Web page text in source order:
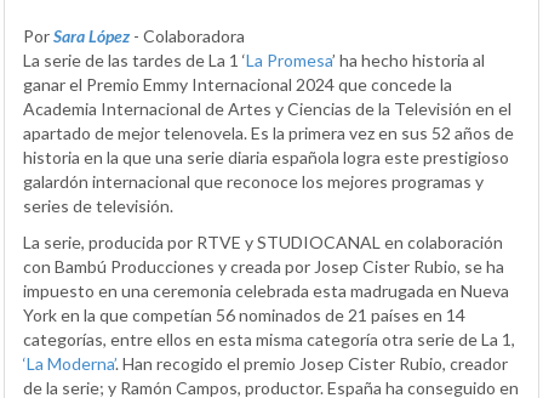
PorSara López - Colaboradora
La serie de las tardes de La 1 ‘La Promesa’ ha hecho historia al
ganar el Premio Emmy Internacional 2024 que concede la
Academia Internacional de Artes y Ciencias de la Televisión en el
apartado de mejor telenovela. Es la primera vez en sus 52 años de
historia en la que una serie diaria española logra este prestigioso
galardón internacional que reconoce los mejores programas y
series de televisión.
La serie, producida por RTVE y STUDIOCANAL en colaboración
con Bambú Producciones y creada por Josep Cister Rubio, se ha
impuesto en una ceremonia celebrada esta madrugada en Nueva
York en la que competían 56 nominados de 21 países en 14
categorías, entre ellos en esta misma categoría otra serie de La 1,
‘La Moderna’. Han recogido el premio Josep Cister Rubio, creador
de la serie; y Ramón Campos, productor. España ha conseguido en